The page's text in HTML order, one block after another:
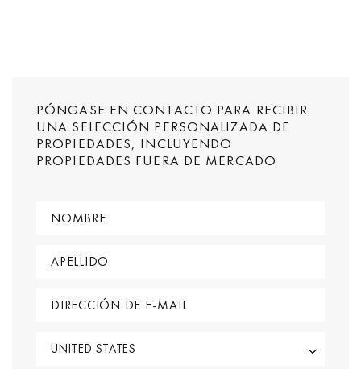
PÓNGASE EN CONTACTO PARA RECIBIR
UNA SELECCIÓN PERSONALIZADA DE
PROPIEDADES, INCLUYENDO
PROPIEDADES FUERA DE MERCADO